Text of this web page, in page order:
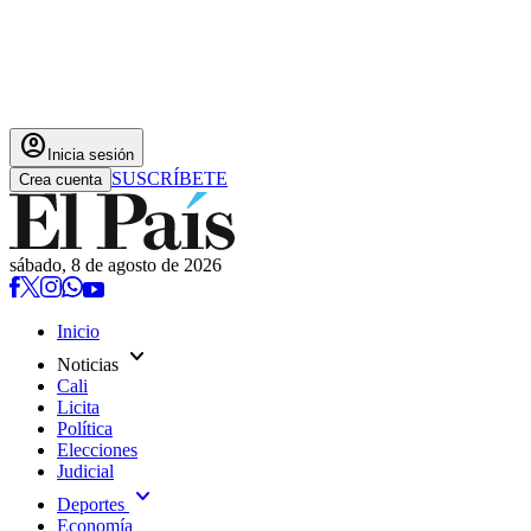
account_circle Inicia sesión
Crea cuenta SUSCRÍBETE
sábado, 8 de agosto de 2026
Inicio
Noticias expand_more
Cali
Licita
Política
Elecciones
Judicial
Deportes expand_more
Economía